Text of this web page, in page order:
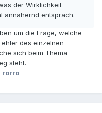
der Wirklichkeit
annähernd entsprach.
um die Frage, welche
des einzelnen
sich beim Thema
steht.
rorro